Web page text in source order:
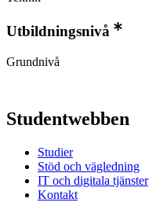
Utbildningsnivå
Grundnivå
Studentwebben
Studier
Stöd och vägledning
IT och digitala tjänster
Kontakt